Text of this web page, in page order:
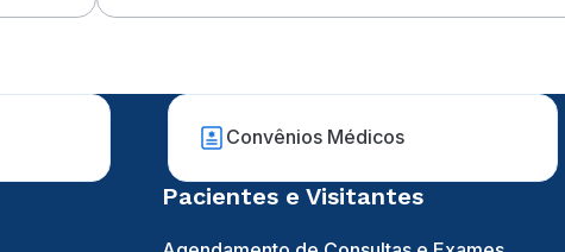
Convênios Médicos
Pacientes e Visitantes